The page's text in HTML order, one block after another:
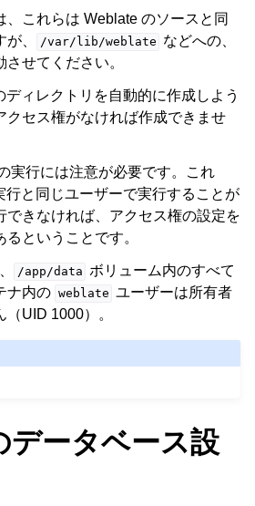
、これらは Weblate のソースと同
、
/var/lib/weblate などへの、
せてください。
ィレクトリを自動的に作成しよう
クセス権がなければ作成できませ
実行には注意が必要です。これ
行と同じユーザーで実行することが
できなければ、アクセス権の設定を
ということです。
/app/data ボリューム内のすべて
ナ内の weblate ユーザーは所有者
UID 1000）。
データベース設